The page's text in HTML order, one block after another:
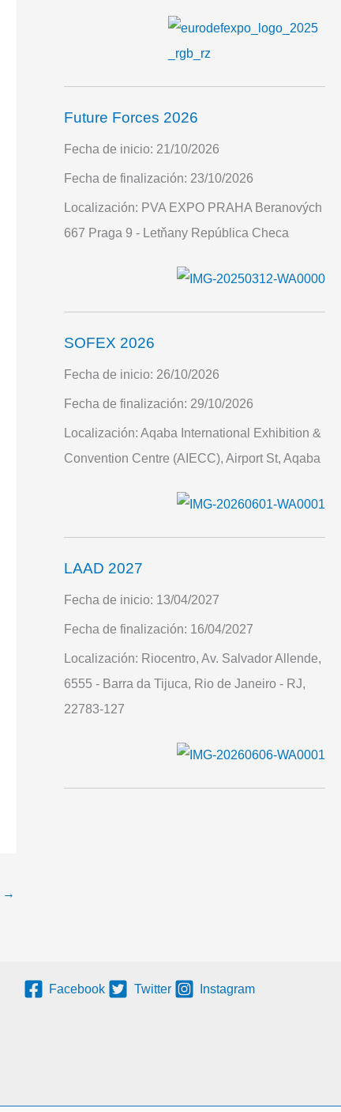
→
Future Forces 2026
Fecha de inicio: 21/10/2026
Fecha de finalización: 23/10/2026
Localización: PVA EXPO PRAHA Beranových
667 Praga 9 - Letňany República Checa
SOFEX 2026
Fecha de inicio: 26/10/2026
Fecha de finalización: 29/10/2026
Localización: Aqaba International Exhibition &
Convention Centre (AIECC), Airport St, Aqaba
LAAD 2027
Fecha de inicio: 13/04/2027
Fecha de finalización: 16/04/2027
Localización: Riocentro, Av. Salvador Allende,
6555 - Barra da Tijuca, Rio de Janeiro - RJ,
22783-127
Facebook Twitter Instagram